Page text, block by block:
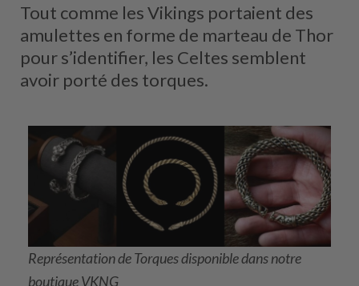
Tout comme les Vikings portaient des
amulettes en forme de marteau de Thor
pour s’identifier, les Celtes semblent
avoir porté des torques.
Représentation de Torques disponible dans notre
boutique VKNG